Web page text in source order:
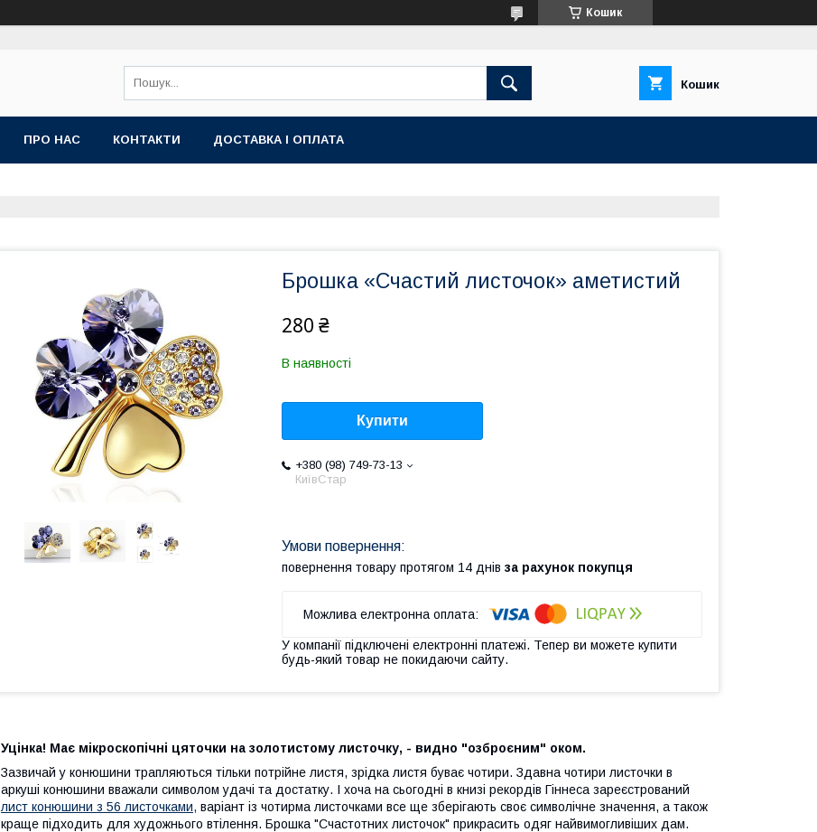
Кошик
Кошик
ПРО НАС КОНТАКТИ ДОСТАВКА І ОПЛАТА
Брошка «Счастий листочок» аметистий
280 ₴
В наявності
Купити
+380 (98) 749-73-13
КиївСтар
повернення товару протягом 14 днів за рахунок покупця
У компанії підключені електронні платежі. Тепер ви можете купити
будь-який товар не покидаючи сайту.
Уцінка! Має мікроскопічні цяточки на золотистому листочку, - видно "озброєним" оком.
Зазвичай у конюшини трапляються тільки потрійне листя, зрідка листя буває чотири. Здавна чотири листочки в
аркуші конюшини вважали символом удачі та достатку. І хоча на сьогодні в книзі рекордів Гіннеса зареєстрований
лист конюшини з 56 листочками, варіант із чотирма листочками все ще зберігають своє символічне значення, а також
краще підходить для художнього втілення. Брошка "Счастотних листочок" прикрасить одяг найвимогливіших дам.